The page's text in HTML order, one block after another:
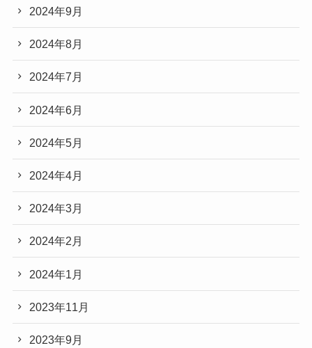
2024年9月
2024年8月
2024年7月
2024年6月
2024年5月
2024年4月
2024年3月
2024年2月
2024年1月
2023年11月
2023年9月